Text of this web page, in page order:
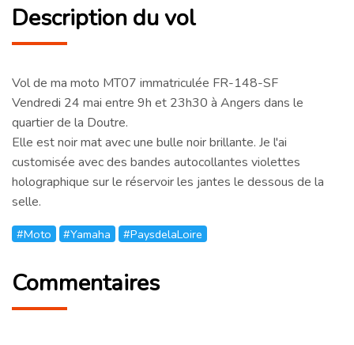
Description du vol
Vol de ma moto MT07 immatriculée FR-148-SF
Vendredi 24 mai entre 9h et 23h30 à Angers dans le
quartier de la Doutre.
Elle est noir mat avec une bulle noir brillante. Je l'ai
customisée avec des bandes autocollantes violettes
holographique sur le réservoir les jantes le dessous de la
selle.
#Moto #Yamaha #PaysdelaLoire
Commentaires